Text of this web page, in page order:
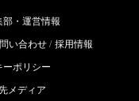
部・運営情報
い合わせ 採用情報
ーポリシー
メディア